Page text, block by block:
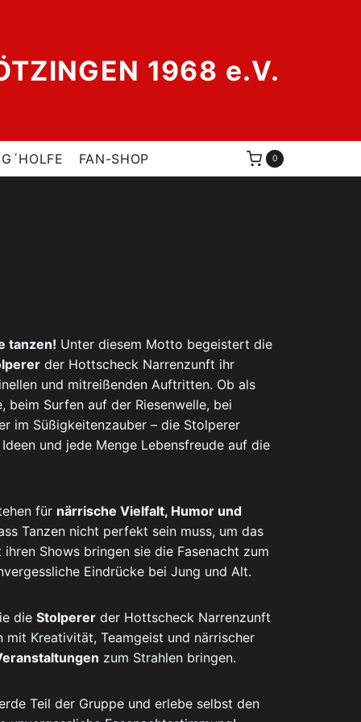
1968 e.V.
FAN-SHOP 0
tanzen! Unter diesem Motto begeistert die
der Hottscheck Narrenzunft ihr
und mitreißenden Auftritten. Ob als
beim Surfen auf der Riesenwelle, bei
im Süßigkeitenzauber – die Stolperer
und jede Menge Lebensfreude auf die
für närrische Vielfalt, Humor und
Tanzen nicht perfekt sein muss, um das
Shows bringen sie die Fasenacht zum
Eindrücke bei Jung und Alt.
die Stolperer der Hottscheck Narrenzunft
mit Kreativität, Teamgeist und närrischer
zum Strahlen bringen.
Teil der Gruppe und erlebe selbst den